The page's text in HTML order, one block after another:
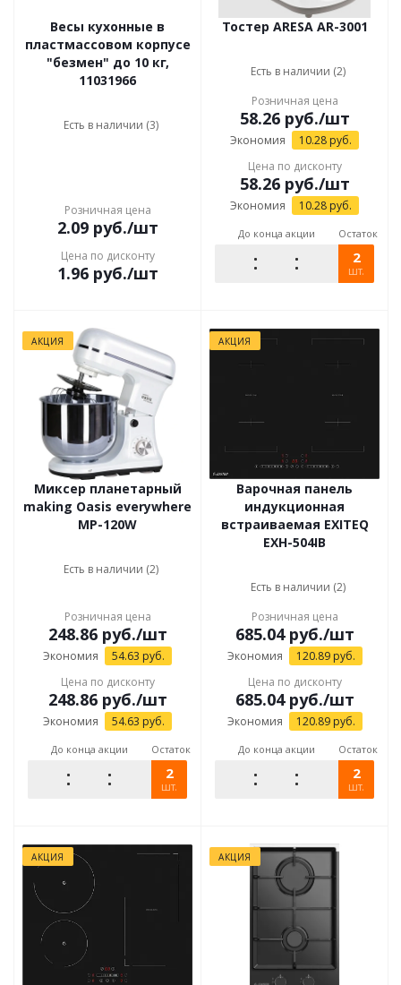
Весы кухонные в
пластмассовом корпусе
"безмен" до 10 кг,
11031966
Есть в наличии (3)
Розничная цена
2.09руб./шт
Цена по дисконту
1.96руб./шт
Тостер ARESA AR-3001
Есть в наличии (2)
Розничная цена
58.26руб./шт
Экономия 10.28 руб.
Цена по дисконту
58.26руб./шт
Экономия 10.28 руб.
До конца акции Остаток
2
шт.
АКЦИЯ
Миксер планетарный
making Oasis everywhere
MP-120W
Есть в наличии (2)
Розничная цена
248.86руб./шт
Экономия 54.63 руб.
Цена по дисконту
248.86руб./шт
Экономия 54.63 руб.
До конца акции Остаток
2
шт.
АКЦИЯ
Варочная панель
индукционная
встраиваемая EXITEQ
EXH-504IB
Есть в наличии (2)
Розничная цена
685.04руб./шт
Экономия 120.89руб.
Цена по дисконту
685.04руб./шт
Экономия 120.89руб.
До конца акции Остаток
2
шт.
АКЦИЯ АКЦИЯ